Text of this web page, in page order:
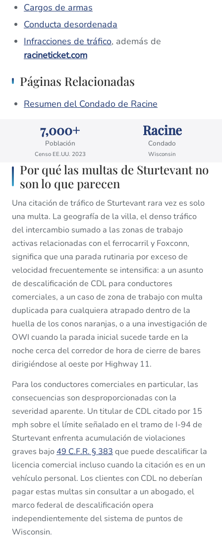
Cargos de armas
Conducta desordenada
Infracciones de tráfico, además de
racineticket.com
Páginas Relacionadas
Resumen del Condado de Racine
7,000+
Población
Censo EE.UU. 2023
Racine
Condado
Wisconsin
Por qué las multas de Sturtevant no
son lo que parecen
Una citación de tráfico de Sturtevant rara vez es solo
una multa. La geografía de la villa, el denso tráfico
del intercambio sumado a las zonas de trabajo
activas relacionadas con el ferrocarril y Foxconn,
significa que una parada rutinaria por exceso de
velocidad frecuentemente se intensifica: a un asunto
de descalificación de CDL para conductores
comerciales, a un caso de zona de trabajo con multa
duplicada para cualquiera atrapado dentro de la
huella de los conos naranjas, o a una investigación de
OWI cuando la parada inicial sucede tarde en la
noche cerca del corredor de hora de cierre de bares
dirigiéndose al oeste por Highway 11.
Para los conductores comerciales en particular, las
consecuencias son desproporcionadas con la
severidad aparente. Un titular de CDL citado por 15
mph sobre el límite señalado en el tramo de I-94 de
Sturtevant enfrenta acumulación de violaciones
graves bajo49 C.F.R. § 383 que puede descalificar la
licencia comercial incluso cuando la citación es en un
vehículo personal. Los clientes con CDL no deberían
pagar estas multas sin consultar a un abogado, el
marco federal de descalificación opera
independientemente del sistema de puntos de
Wisconsin.